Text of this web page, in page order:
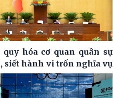
quy hóa cơ quan quân sự
siết hành vi trốn nghĩa vụ